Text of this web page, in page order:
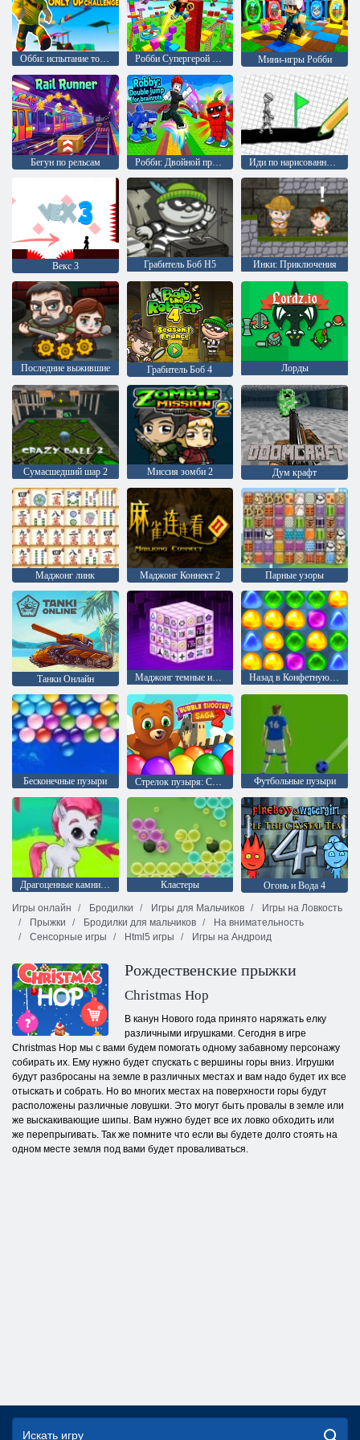
Обби: испытание только вверх Робби Супергерой Обби Мини-игры Робби
Бегун по рельсам Робби: Двойной прыжок для Брейнрота Иди по нарисованному
Векс 3 Грабитель Боб H5 Инки: Приключения
Последние выжившие Грабитель Боб 4 Лорды
Сумасшедший шар 2 Миссия зомби 2 Дум крафт
Маджонг линк Маджонг Коннект 2 Парные узоры
Танки Онлайн Маджонг темные измерения Назад в Конфетную страну: Эпизод 1
Бесконечные пузыри Стрелок пузыря: Сага 2 Футбольные пузыри
Драгоценные камни: Пузыри Кластеры
Огонь и Вода 4
Игры онлайн
Бродилки Игры для Мальчиков
Игры на Ловкость
Прыжки
Бродилки для мальчиков
На внимательность
Сенсорные игры
Html5 игры Игры на Андроид
Рождественские прыжки
Christmas Hop
В канун Нового года принято наряжать елку
различными игрушками. Сегодня в игре
Christmas Hop мы с вами будем помогать одному забавному персонажу
собирать их. Ему нужно будет спускать с вершины горы вниз. Игрушки
будут разбросаны на земле в различных местах и вам надо будет их все
отыскать и собрать. Но во многих местах на поверхности горы будут
расположены различные ловушки. Это могут быть провалы в земле или
же выскакивающие шипы. Вам нужно будет все их ловко обходить или
же перепрыгивать. Так же помните что если вы будете долго стоять на
одном месте земля под вами будет проваливаться.